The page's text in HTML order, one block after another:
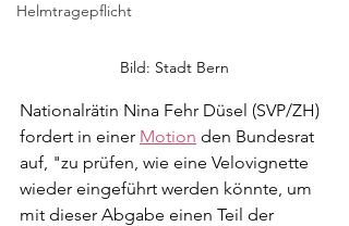
Helmtragepflicht
Bild: Stadt Bern
Nationalrätin Nina Fehr Düsel (SVP/ZH)
fordert in einer Motion den Bundesrat
auf, "zu prüfen, wie eine Velovignette
wieder eingeführt werden könnte, um
mit dieser Abgabe einen Teil der